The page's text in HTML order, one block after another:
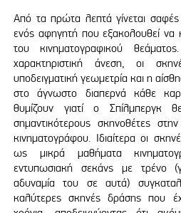
Από τα πρώτα λεπτά γίνεται σαφές
ενός αφηγητή που εξακολουθεί να
του κινηματογραφικού
χαρακτηριστική άνεση, οι
υποδειγματική γεωμετρία και η
στο άγνωστο διαπερνά κάθε
θυμίζουν γιατί ο Σπίλμπεργκ
σημαντικότερους σκηνοθέτες
κινηματογράφου. Ιδιαίτερα οι
ως μικρά μαθήματα
εντυπωσιακή σεκάνς με τρένο
αδυναμία του σε αυτά)
καλύτερες σκηνές δράσης που